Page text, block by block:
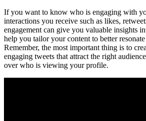
If you want to know who is engaging with
interactions you receive such as likes,
engagement can give you valuable insights
help you tailor your content to better
Remember, the most important thing is to
engaging tweets that attract the right
over who is viewing your profile.